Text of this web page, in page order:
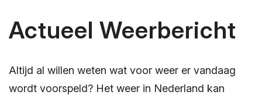
Actueel Weerbericht
Altijd al willen weten wat voor weer er vandaag
wordt voorspeld? Het weer in Nederland kan